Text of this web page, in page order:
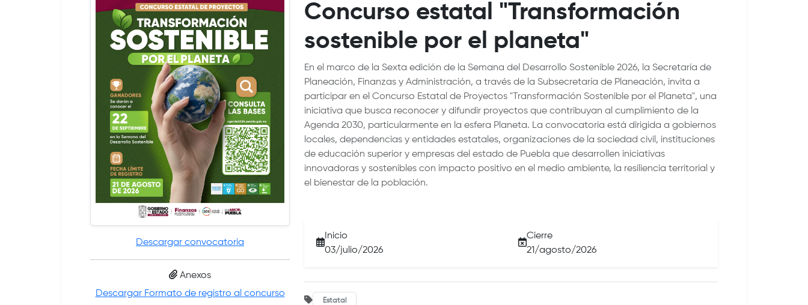
Descargar convocatoria
Anexos
Descargar Formato de registro al concurso
Concurso estatal "Transformación
sostenible por el planeta"
En el marco de la Sexta edición de la Semana del Desarrollo Sostenible 2026, la Secretaría de
Planeación, Finanzas y Administración, a través de la Subsecretaría de Planeación, invita a
participar en el Concurso Estatal de Proyectos "Transformación Sostenible por el Planeta", una
iniciativa que busca reconocer y difundir proyectos que contribuyan al cumplimiento de la
Agenda 2030, particularmente en la esfera Planeta. La convocatoria está dirigida a gobiernos
locales, dependencias y entidades estatales, organizaciones de la sociedad civil, instituciones
de educación superior y empresas del estado de Puebla que desarrollen iniciativas
innovadoras y sostenibles con impacto positivo en el medio ambiente, la resiliencia territorial y
el bienestar de la población.
Inicio
03/julio/2026
Cierre
21/agosto/2026
Estatal